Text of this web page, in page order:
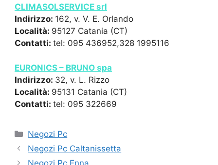
CLIMASOLSERVICE srl
Indirizzo: 162, v. V. E. Orlando
Località: 95127 Catania (CT)
Contatti: tel: 095 436952,328 1995116
EURONICS – BRUNO spa
Indirizzo: 32, v. L. Rizzo
Località: 95131 Catania (CT)
Contatti: tel: 095 322669
Categorie
Negozi Pc
Negozi Pc Caltanissetta
Negozi Pc Enna